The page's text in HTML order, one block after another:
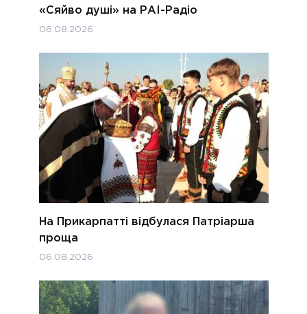
«Сяйво душі» на РАІ-Радіо
06.08.2026
На Прикарпатті відбулася Патріарша
проща
06.08.2026